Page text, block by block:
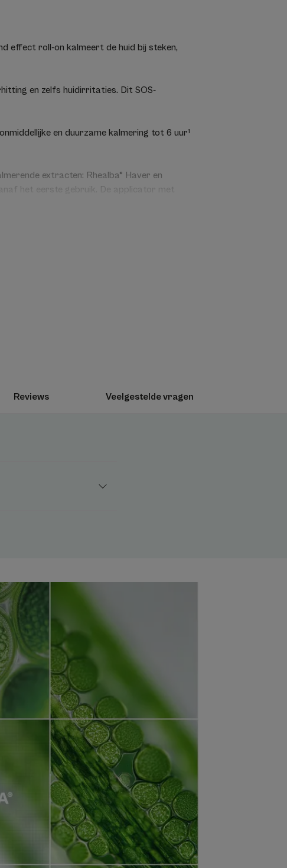
effect roll-on kalmeert de huid bij steken,
en zelfs huidirritaties. Dit SOS-
en duurzame kalmering tot 6 uur¹
extracten: Rhealba® Haver en
het eerste gebruik. De applicator met
textuur
gepatenteerde
Het drupt niet en is
brengen. Deze nieuwe textuur
en langdurig verfrissend
Reviews Veelgestelde vragen